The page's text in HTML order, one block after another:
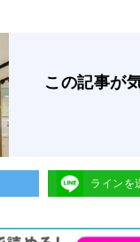
この記事が
ラインを